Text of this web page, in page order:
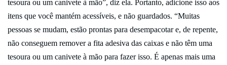
tesoura ou um canivete à mão”, diz ela. Portanto, adicione isso aos
itens que você mantém acessíveis, e não guardados. “Muitas
pessoas se mudam, estão prontas para desempacotar e, de repente,
não conseguem remover a fita adesiva das caixas e não têm uma
tesoura ou um canivete à mão para fazer isso. É apenas mais uma